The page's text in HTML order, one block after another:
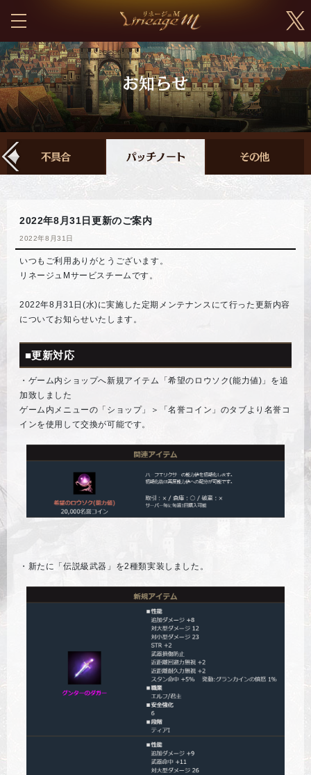
2022年8月31日更新のご案内
2022年8月31日
いつもご利用ありがとうございます。
リネージュMサービスチームです。
2022年8月31日(水)に実施した定期メンテナンスにて行った更新内容
についてお知らせいたします。
■更新対応
・ゲーム内ショップへ新規アイテム「希望のロウソク(能力値)」を追
加致しました
ゲーム内メニューの「ショップ」＞「名誉コイン」のタブより名誉コ
インを使用して交換が可能です。
・新たに「伝説級武器」を2種類実装しました。